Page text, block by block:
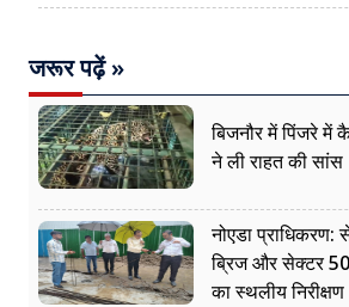
जरूर पढ़ें »
बिजनौर में पिंजरे में
ने ली राहत की सांस
नोएडा
ब्रिज और सेक्टर 50-
का स्थलीय निरीक्षण